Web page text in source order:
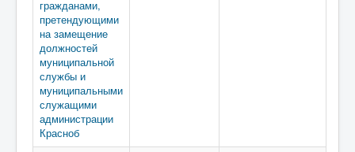
гражданами,
претендующими
на замещение
должностей
муниципальной
службы и
муниципальными
служащими
администрации
Красноб